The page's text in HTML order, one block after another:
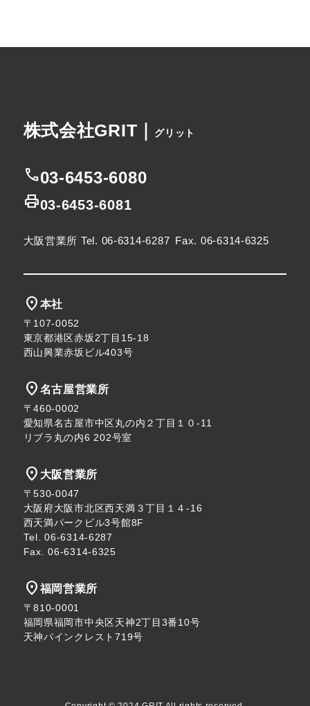
株式会社GRIT｜ グリット
call03-6453-6080
print03-6453-6081
大阪営業所 Tel. 06-6314-6287 Fax. 06-6314-6325
location_on 本社
〒107-0052
東京都港区赤坂2丁目15-18
西山興業赤坂ビル403号
location_on 名古屋営業所
〒460-0002
愛知県名古屋市中区丸の内２丁目１０-11
リブラ丸の内6 202号室
location_on 大阪営業所
〒530-0047
大阪府大阪市北区西天満３丁目１４-16
西天満パークビル3号館8F
Tel. 06-6314-6287
Fax. 06-6314-6325
location_on 福岡営業所
〒810-0001
福岡県福岡市中央区天神2丁目3番10号
天神パインクレスト719号